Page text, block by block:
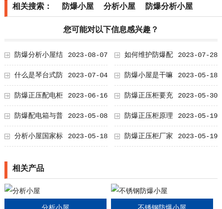
相关搜索： 防爆小屋 分析小屋 防爆分析小屋
您可能对以下信息感兴趣？
2023-08-07
防爆分析小屋结
构 2023-07-04
什么是琴台式防
爆正压柜？ 2023-06-16
防爆正压配电柜
的防爆原理 2023-05-08
防爆配电箱与普
通配电箱的区别 2023-05-18
分析小屋国家标
准 2023-07-28
如何维护防爆配
电箱的外壳？ 2023-05-18
防爆小屋是干嘛
用的 2023-05-30
防爆正压柜要充
什么气体 2023-05-19
防爆正压柜原理
2023-05-19
防爆正压柜厂家
相关产品